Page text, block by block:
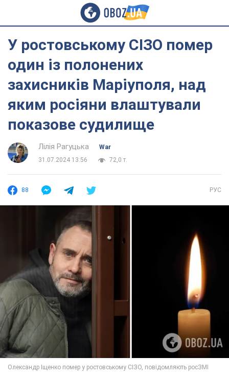
У ростовському СІЗО помер
один із полонених
захисників Маріуполя, над
яким росіяни влаштували
показове судилище
Лілія Рагуцька
War
31.07.2024 13:56
72,0 т.
88 РУС